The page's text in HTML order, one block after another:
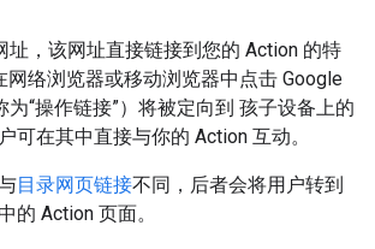
址，该网址直接链接到您的 Action 的特
网络浏览器或移动浏览器中点击 Google
“操作链接”）将被定向到 孩子设备上的
可在其中直接与你的 Action 互动。
目录网页链接不同，后者会将用户转到
的 Action 页面。